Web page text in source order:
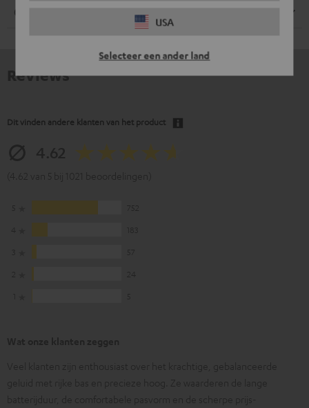
USA
Selecteer een ander land
Reviews
Dit vinden andere klanten van het product